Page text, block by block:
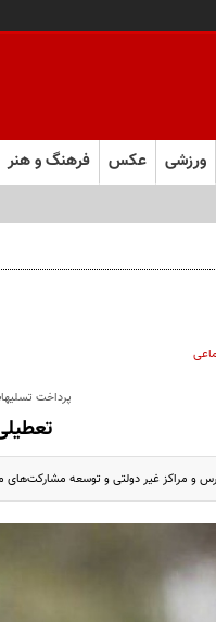
ورزشی عکس فرهنگ و هنر
پرداخت تسلیهات ۱ میلیاردتومانی برای مدارس آسیب دیده در دفاع
و مراکز غیر دولتی و توسعه